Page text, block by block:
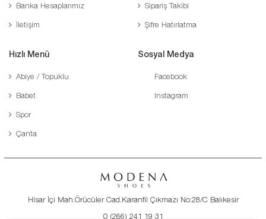
Banka Hesaplarımız
İletişim
Sipariş Takibi
Şifre Hatırlatma
Hızlı Menü
Abiye / Topuklu
Babet
Spor
Çanta
Sosyal Medya
Facebook
Instagram
Hisar İçi Mah.Örücüler Cad.Karanfil Çıkmazı No:28/C Balıkesir
0 (266) 241 19 31